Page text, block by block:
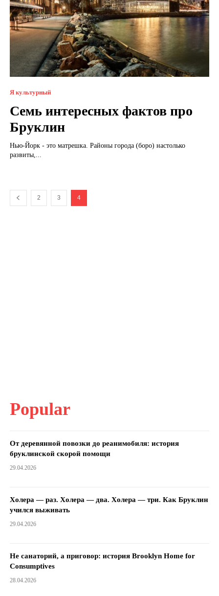
Я культурный
Семь интересных фактов про
Бруклин
Нью-Йорк - это матрешка. Районы города (боро) настолько
развиты,...
2 3 4
Popular
От деревянной повозки до реанимобиля: история
бруклинской скорой помощи
29.04.2026
Холера — раз. Холера — два. Холера — три. Как Бруклин
учился выживать
29.04.2026
Не санаторий, а приговор: история Brooklyn Home for
Consumptives
28.04.2026